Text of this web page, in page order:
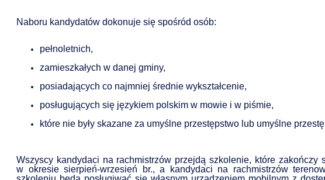
Naboru kandydatów dokonuje się spośród osób:
pełnoletnich,
zamieszkałych w danej gminy,
posiadających co najmniej średnie wykształcenie,
posługujących się językiem polskim w mowie i w piśmie,
które nie były skazane za umyślne przestępstwo lub umyślne
Wszyscy kandydaci na rachmistrzów przejdą szkolenie, które
w okresie sierpień-wrzesień br., a kandydaci na rachmistrzów
17.07 21 LIPCA - ĆWICZENIA ALARM - 26
Data dodania: 17.07.2026 godz. 10:30
Aktualności Wydarzenia Alarm ALARM-26
CZYTAJ KOMUNIKAT